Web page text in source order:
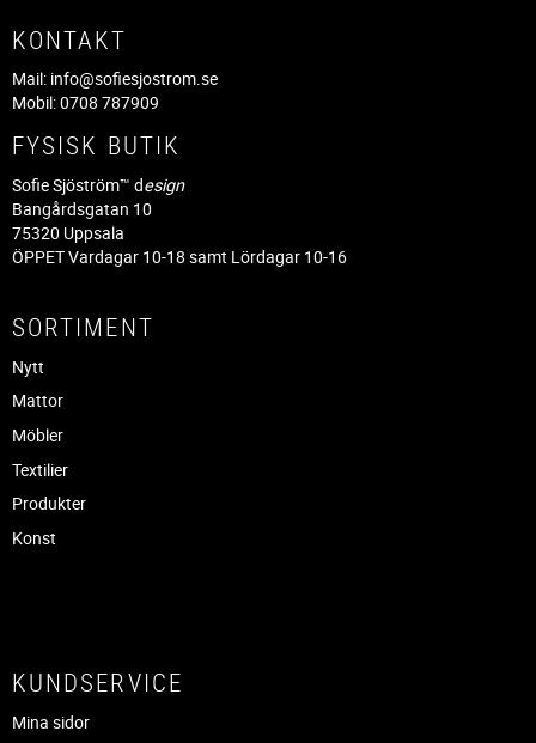
KONTAKT
Mail: info@sofiesjostrom.se
Mobil: 0708 787909
FYSISK BUTIK
Sofie Sjöström™ design
Bangårdsgatan 10
75320 Uppsala
ÖPPET Vardagar 10-18 samt Lördagar 10-16
SORTIMENT
Nytt
Mattor
Möbler
Textilier
Produkter
Konst
KUNDSERVICE
Mina sidor